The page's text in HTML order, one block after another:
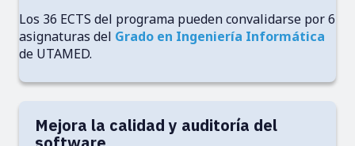
Los 36 ECTS del programa pueden convalidarse por 6
asignaturas del Grado en Ingeniería Informática
de UTAMED.
Mejora la calidad y auditoría del